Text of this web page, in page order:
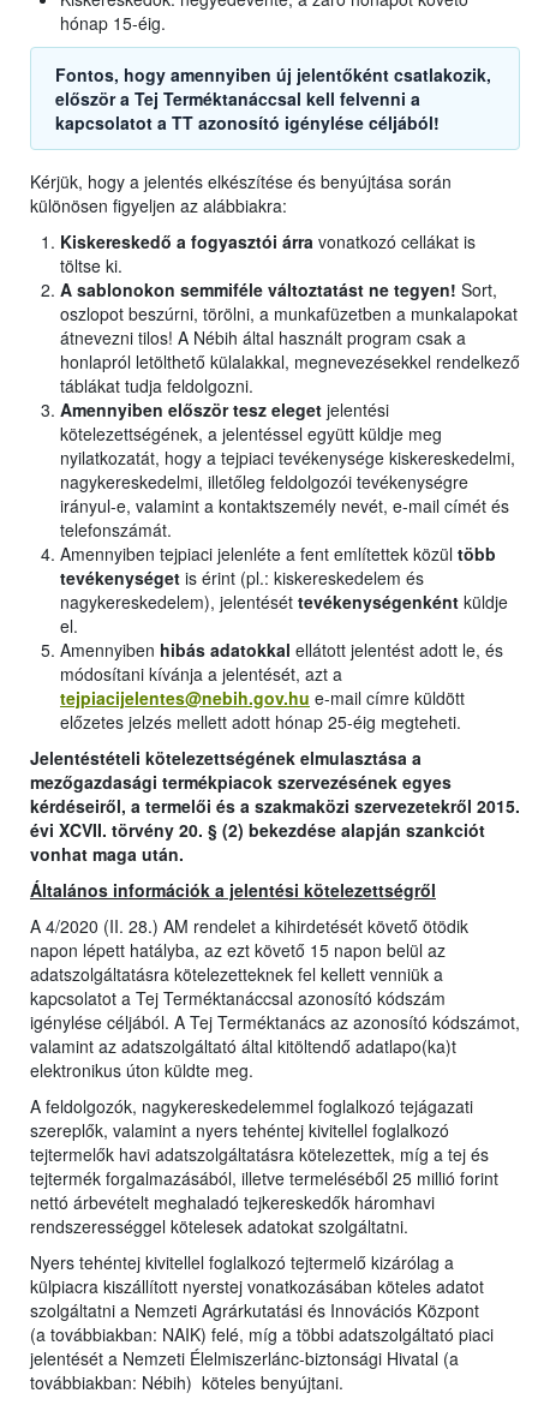
hónap 15-éig.
Fontos, hogy amennyiben új jelentőként csatlakozik,
először a Tej Terméktanáccsal kell felvenni a
kapcsolatot a TT azonosító igénylése céljából!
Kérjük, hogy a jelentés elkészítése és benyújtása során
különösen figyeljen az alábbiakra:
Kiskereskedő a fogyasztói árra vonatkozó cellákat is
töltse ki.
A sablonokon semmiféle változtatást ne tegyen! Sort,
oszlopot beszúrni, törölni, a munkafüzetben a munkalapokat
átnevezni tilos! A Nébih által használt program csak a
honlapról letölthető külalakkal, megnevezésekkel rendelkező
táblákat tudja feldolgozni.
Amennyiben először tesz eleget jelentési
kötelezettségének, a jelentéssel együtt küldje meg
nyilatkozatát, hogy a tejpiaci tevékenysége kiskereskedelmi,
nagykereskedelmi, illetőleg feldolgozói tevékenységre
irányul-e, valamint a kontaktszemély nevét, e-mail címét és
telefonszámát.
Amennyiben tejpiaci jelenléte a fent említettek közül több
tevékenységet is érint (pl.: kiskereskedelem és
nagykereskedelem), jelentését tevékenységenként küldje
el.
Amennyiben hibás adatokkal ellátott jelentést adott le, és
módosítani kívánja a jelentését, azt a
tejpiacijelentes@nebih.gov.hu e-mail címre küldött
előzetes jelzés mellett adott hónap 25-éig megteheti.
Jelentéstételi kötelezettségének elmulasztása a
mezőgazdasági termékpiacok szervezésének egyes
kérdéseiről, a termelői és a szakmaközi szervezetekről 2015.
évi XCVII. törvény 20. § (2) bekezdése alapján szankciót
vonhat maga után.
Általános információk a jelentési kötelezettségről
A 4/2020 (II. 28.) AM rendelet a kihirdetését követő ötödik
napon lépett hatályba, az ezt követő 15 napon belül az
adatszolgáltatásra kötelezetteknek fel kellett venniük a
kapcsolatot a Tej Terméktanáccsal azonosító kódszám
igénylése céljából. A Tej Terméktanács az azonosító kódszámot,
valamint az adatszolgáltató által kitöltendő adatlapo(ka)t
elektronikus úton küldte meg.
A feldolgozók, nagykereskedelemmel foglalkozó tejágazati
szereplők, valamint a nyers tehéntej kivitellel foglalkozó
tejtermelők havi adatszolgáltatásra kötelezettek, míg a tej és
tejtermék forgalmazásából, illetve termeléséből 25 millió forint
nettó árbevételt meghaladó tejkereskedők háromhavi
rendszerességgel kötelesek adatokat szolgáltatni.
Nyers tehéntej kivitellel foglalkozó tejtermelő kizárólag a
külpiacra kiszállított nyerstej vonatkozásában köteles adatot
szolgáltatni a Nemzeti Agrárkutatási és Innovációs Központ
(a továbbiakban: NAIK) felé, míg a többi adatszolgáltató piaci
jelentését a Nemzeti Élelmiszerlánc-biztonsági Hivatal (a
továbbiakban: Nébih) köteles benyújtani.